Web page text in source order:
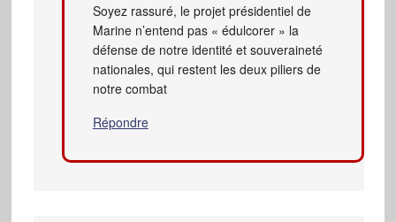
Soyez rassuré, le projet présidentiel de
Marine n’entend pas « édulcorer » la
défense de notre identité et souveraineté
nationales, qui restent les deux piliers de
notre combat
Répondre